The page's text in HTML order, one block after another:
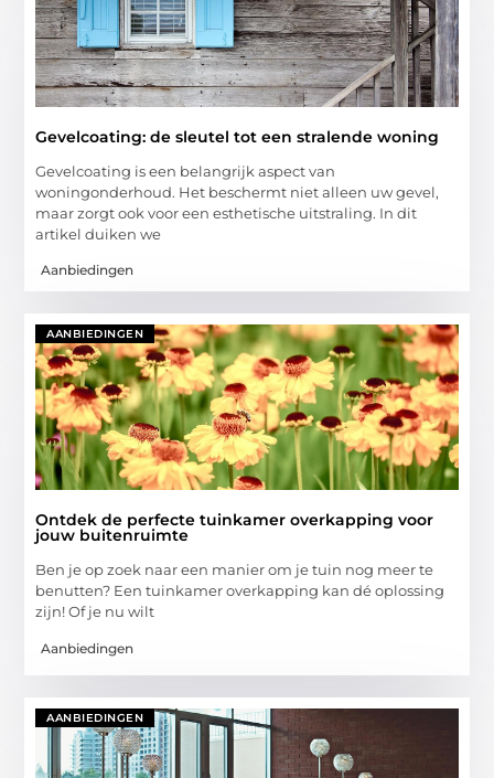
Gevelcoating: de sleutel tot een stralende woning
Gevelcoating is een belangrijk aspect van
woningonderhoud. Het beschermt niet alleen uw gevel,
maar zorgt ook voor een esthetische uitstraling. In dit
artikel duiken we
Aanbiedingen
AANBIEDINGEN
Ontdek de perfecte tuinkamer overkapping voor
jouw buitenruimte
Ben je op zoek naar een manier om je tuin nog meer te
benutten? Een tuinkamer overkapping kan dé oplossing
zijn! Of je nu wilt
Aanbiedingen
AANBIEDINGEN